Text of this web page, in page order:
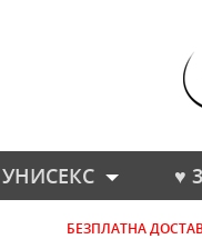
УНИСЕКС ♥
БЕЗПЛАТНА